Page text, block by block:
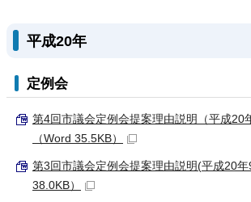
平成20年
定例会
第4回市議会定例会提案理由説明（平成20
（Word 35.5KB）
第3回市議会定例会提案理由説明(平成20
38.0KB）